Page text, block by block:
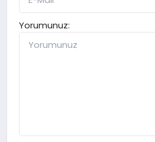
Yorumunuz: